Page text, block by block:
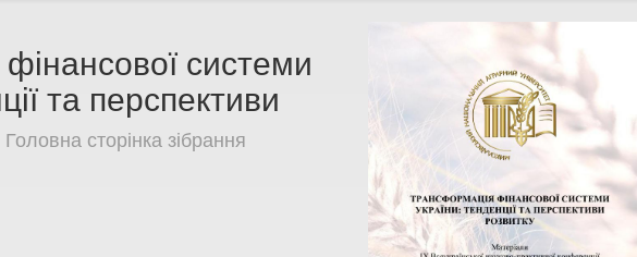
системи
та перспективи
Головна сторінка зібрання